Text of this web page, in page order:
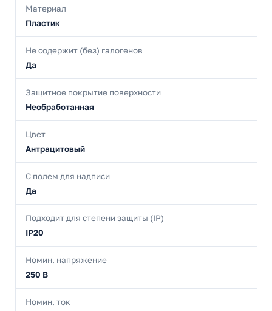
Материал
Пластик
Не содержит (без) галогенов
Да
Защитное покрытие поверхности
Необработанная
Цвет
Антрацитовый
С полем для надписи
Да
Подходит для степени защиты (IP)
IP20
Номин. напряжение
250 В
Номин. ток